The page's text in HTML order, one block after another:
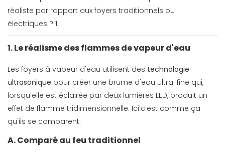
1. Le réalisme des flammes de vapeur d'eau
Les foyers à vapeur d'eau utilisent des technologie
ultrasonique pour créer une brume d'eau ultra-fine qui,
lorsqu'elle est éclairée par deux lumières LED, produit un
effet de flamme tridimensionnelle. Ici’c'est comme ça
qu'ils se comparent:
A. Comparé au feu traditionnel